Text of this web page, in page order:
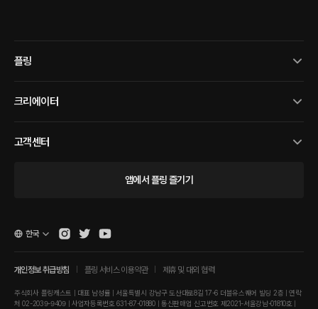
플링
크리에이터
고객센터
앱에서 플링 즐기기
개인정보 취급방침 플링 서비스 이용약관 제휴 및 대외 협력
주식회사 플링캐스트 | 대표 남성률 | 서울특별시 강남구 도산대로8길 17-6 더블유스퀘어 빌딩 2층 | 연락
처 02-2039-9409 | 사업자등록번호 631-87-01880 | 통신판매업 신고번호 제2021-서울강남-01810호 |
한국